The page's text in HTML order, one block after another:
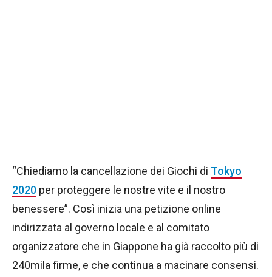
“Chiediamo la cancellazione dei Giochi di Tokyo
2020 per proteggere le nostre vite e il nostro
benessere”. Così inizia una petizione online
indirizzata al governo locale e al comitato
organizzatore che in Giappone ha già raccolto più di
240mila firme, e che continua a macinare consensi.